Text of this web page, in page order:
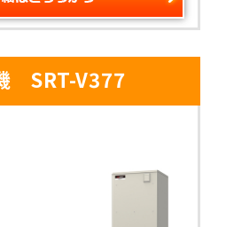
SRT-V377